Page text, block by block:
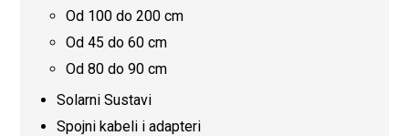
Od 100 do 200 cm
Od 45 do 60 cm
Od 80 do 90 cm
Solarni Sustavi
Spojni kabeli i adapteri